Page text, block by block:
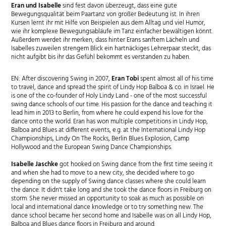
Eran und Isabellesind fest davon überzeugt, dass eine gute
Bewegungsqualität beim Paartanz von großer Bedeutung ist. In ihren
Kursen lernt ihr mit Hilfe von Beispielen aus dem Alltag und viel Humor,
wie ihr komplexe Bewegungsabläufe im Tanz einfacher bewältigen könnt.
Außerdem werdet ihr merken, dass hinter Erans sanftem Lächeln und
Isabelles zuweilen strengem Blick ein hartnäckiges Lehrerpaar steckt, das
nicht aufgibt bis ihr das Gefühl bekommt es verstanden zu haben.
EN: After discovering Swing in 2007,Eran Tobispent almost all of his time
to travel, dance and spread the spirit of Lindy Hop Balboa & co. in Israel. He
is one of the co-founder of Holy Lindy Land - one of the most successful
swing dance schools of our time. His passion for the dance and teaching it
lead him in 2013 to Berlin, from where he could expend his love for the
dance onto the world. Eran has won multiple competitions in Lindy Hop,
Balboa and Blues at different events, e.g. at the International Lindy Hop
Championships, Lindy On The Rocks, Berlin Blues Explosion, Camp
Hollywood and the European Swing Dance Championships.
Isabelle Jaschkegot hooked on Swing dance from the first time seeing it
and when she had to move to a new city, she decided where to go
depending on the supply of Swing dance classes where she could learn
the dance. It didn't take long and she took the dance floors in Freiburg on
storm. She never missed an opportunity to soak as much as possible on
local and international dance knowledge or to try something new. The
dance school became her second home and Isabelle was on all Lindy Hop,